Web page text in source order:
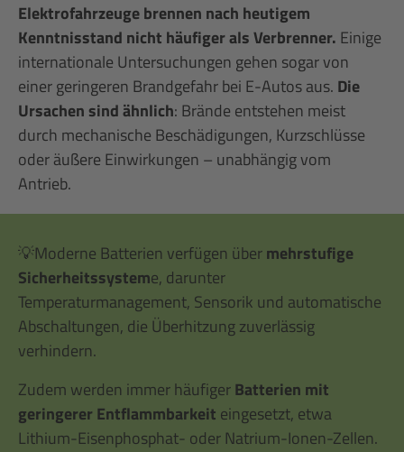
Elektrofahrzeuge brennen nach heutigem
Kenntnisstand nicht häufiger als Verbrenner. Einige
internationale Untersuchungen gehen sogar von
einer geringeren Brandgefahr bei E-Autos aus. Die
Ursachen sind ähnlich: Brände entstehen meist
durch mechanische Beschädigungen, Kurzschlüsse
oder äußere Einwirkungen – unabhängig vom
Antrieb.
💡Moderne Batterien verfügen übermehrstufige
Sicherheitssysteme, darunter
Temperaturmanagement, Sensorik und automatische
Abschaltungen, die Überhitzung zuverlässig
verhindern.
Zudem werden immer häufigerBatterien mit
geringerer Entflammbarkeit eingesetzt, etwa
Lithium-Eisenphosphat- oder Natrium-Ionen-Zellen.